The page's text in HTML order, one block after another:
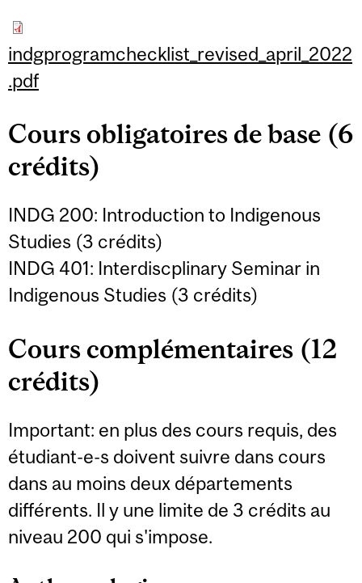
indgprogramchecklist_revised_april_2022
.pdf
Cours obligatoires de base (6
crédits)
INDG 200: Introduction to Indigenous
Studies (3 crédits)
INDG 401: Interdiscplinary Seminar in
Indigenous Studies (3 crédits)
Cours complémentaires (12
crédits)
Important: en plus des cours requis, des
étudiant-e-s doivent suivre dans cours
dans au moins deux départements
différents. Il y une limite de 3 crédits au
niveau 200 qui s'impose.